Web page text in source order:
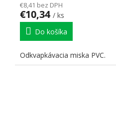
€8,41 bez DPH
€10,34 / ks
Do košíka
Odkvapkávacia miska PVC.